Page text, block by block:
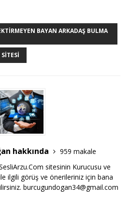
BAYAN ARKADAŞ BULMA
hakkında
959 makale
sitesinin Kurucusu ve
ilgili görüş ve önerileriniz için bana
burcugundogan34@gmail.com